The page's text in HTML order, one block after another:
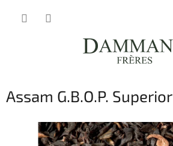
Assam G.B.O.P. Superior